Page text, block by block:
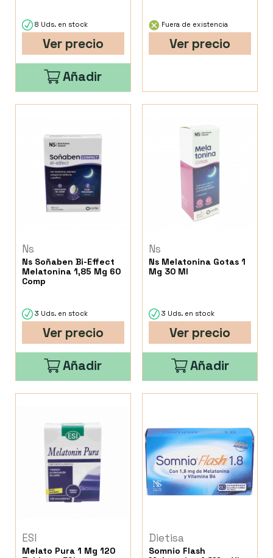
8 Uds. en stock
Ver precio
Añadir
Fuera de existencia
Ver precio
Ns
Ns Soñaben Bi-Effect
Melatonina 1,85 Mg 60
Comp
3 Uds. en stock
Ver precio
Añadir
Ns
Ns Melatonina Gotas 1
Mg 30 Ml
3 Uds. en stock
Ver precio
Añadir
ESI
Melato Pura 1 Mg 120
Dietisa
Somnio Flash